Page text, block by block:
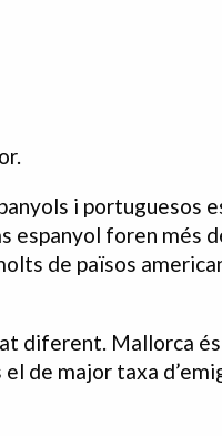
i portuguesos
espanyol foren més
de països
diferent. Mallorca
de major taxa